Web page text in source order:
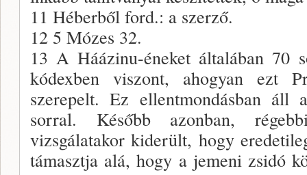
11 Héberből ford.: a szerző.
12 5 Mózes 32.
13 A Háázinu-éneket általában
kódexben viszont, ahogyan ezt
szerepelt. Ez ellentmondásban
sorral. Később azonban,
vizsgálatakor kiderült, hogy
támasztja alá, hogy a jemeni zsidó